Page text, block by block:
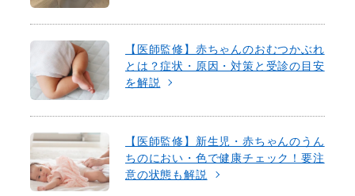
【医師監修】赤ちゃんのおむつかぶれ
とは？症状・原因・対策と受診の目安
を解説
【医師監修】新生児・赤ちゃんのうん
ちのにおい・色で健康チェック！要注
意の状態も解説